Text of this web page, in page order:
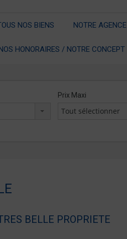
NOS BIENS NOTRE AGENCE
HONORAIRES / NOTRE CONCEPT
Prix Maxi
Tout sélectionner
BELLE PROPRIETE